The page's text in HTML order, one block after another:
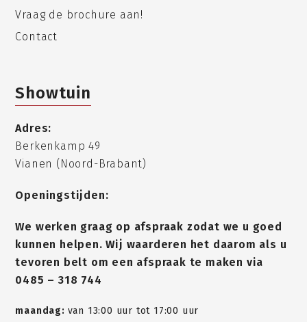
Vraag de brochure aan!
Contact
Showtuin
Adres:
Berkenkamp 49
Vianen (Noord-Brabant)
Openingstijden:
We werken graag op afspraak zodat we u goed
kunnen helpen. Wij waarderen het daarom als u
tevoren belt om een afspraak te maken via
0485 – 318 744
maandag: van 13:00 uur tot 17:00 uur